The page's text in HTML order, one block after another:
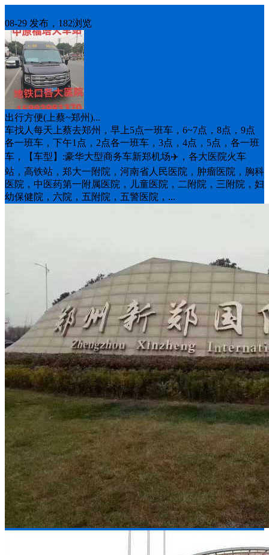
08-29 发布，182浏览
出行方便(上蔡~郑州)...
车找人每天上蔡去郑州，早上5点一班车，6~7点，8点，9点
各一班车，下午1点，2点各一班车，3点，4点，5点，各一班
车，【车型】:豪华大型商务车新郑机场✈️，各大医院火车
站，高铁站，郑大一附院，河南省人民医院，肿瘤医院，胸科
医院，中医药第一附属医院，儿童医院，二附院，三附院，妇
幼保健院，六院，五附院，五警医院，...